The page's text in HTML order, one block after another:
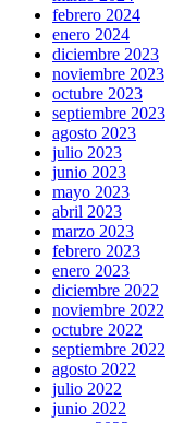
febrero 2024
enero 2024
diciembre 2023
noviembre 2023
octubre 2023
septiembre 2023
agosto 2023
julio 2023
junio 2023
mayo 2023
abril 2023
marzo 2023
febrero 2023
enero 2023
diciembre 2022
noviembre 2022
octubre 2022
septiembre 2022
agosto 2022
julio 2022
junio 2022